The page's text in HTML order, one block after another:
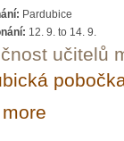
Pardubice
12. 9. to 14. 9.
učitelů